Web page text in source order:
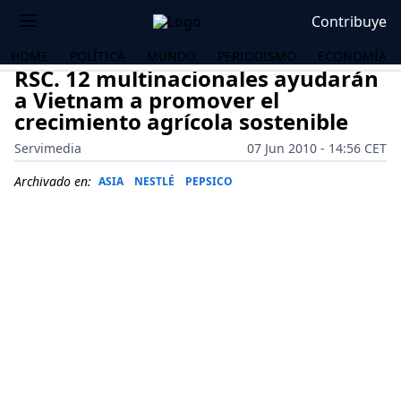
Contribuye
HOME POLÍTICA MUNDO PERIODISMO ECONOMÍA
RSC. 12 multinacionales ayudarán
a Vietnam a promover el
crecimiento agrícola sostenible
Servimedia
07 Jun 2010 - 14:56 CET
Archivado en: ASIA NESTLÉ PEPSICO